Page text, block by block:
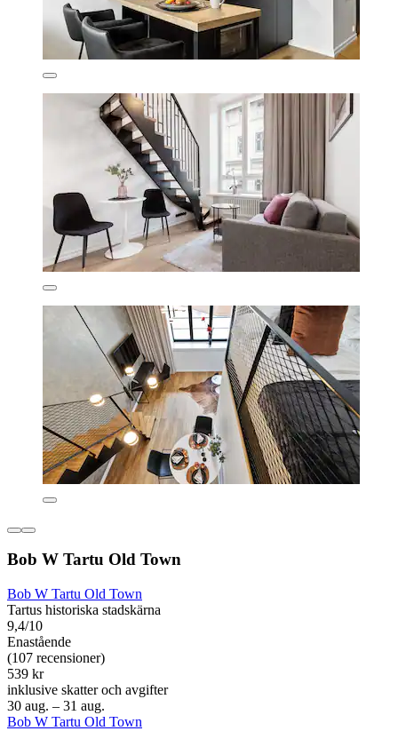
Bob W Tartu Old Town
Bob W Tartu Old Town
Tartus historiska stadskärna
9,4/10
Enastående
(107 recensioner)
539 kr
inklusive skatter och avgifter
30 aug. – 31 aug.
Bob W Tartu Old Town